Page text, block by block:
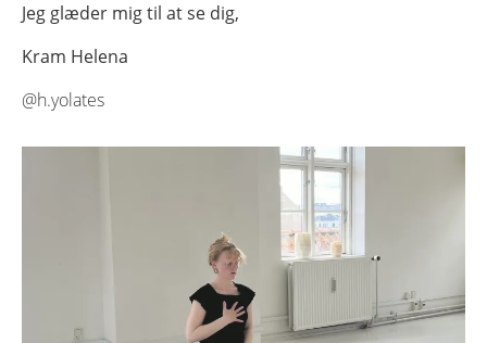
Jeg glæder mig til at se dig,
Kram Helena
@h.yolates